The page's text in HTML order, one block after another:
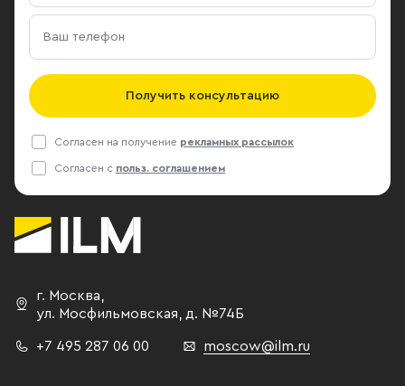
Получить консультацию
Согласен на получение рекламных рассылок
Согласен с польз. соглашением
г. Москва
ул. Мосфильмовская,
д. №74Б
+7 495 287 06 00 moscow@ilm.ru